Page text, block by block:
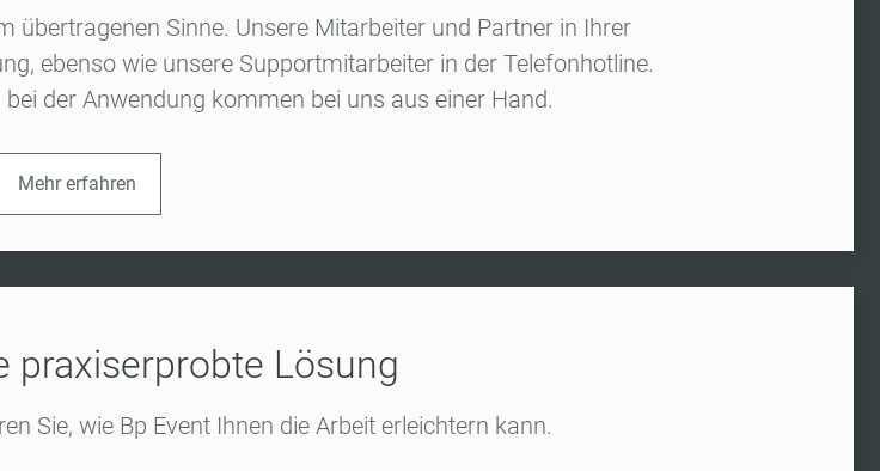
übertragenen Sinne. Unsere Mitarbeiter und Partner in Ihrer
ebenso wie unsere Supportmitarbeiter in der Telefonhotline.
der Anwendung kommen bei uns aus einer Hand.
Mehr erfahren
praxiserprobte Lösung
Sie, wie Bp Event Ihnen die Arbeit erleichtern kann.